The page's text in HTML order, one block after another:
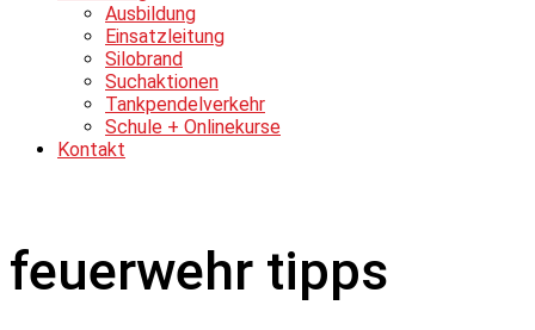
Ausbildung
Einsatzleitung
Silobrand
Suchaktionen
Tankpendelverkehr
Schule + Onlinekurse
Kontakt
feuerwehr tipps